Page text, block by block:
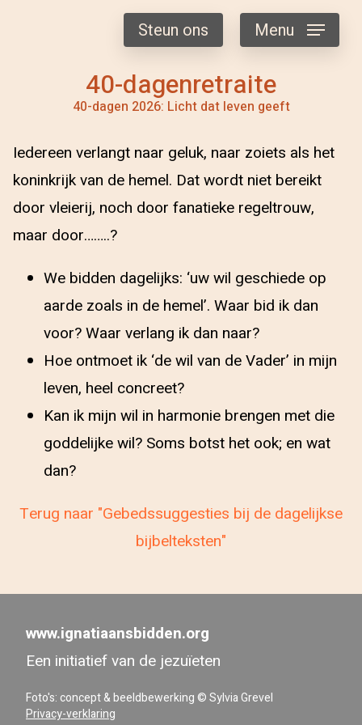
40-dagenretraite
40-dagen 2026: Licht dat leven geeft
Steun ons Menu
Iedereen verlangt naar geluk, naar zoiets als het
koninkrijk van de hemel. Dat wordt niet bereikt
door vleierij, noch door fanatieke regeltrouw,
maar door……..?
We bidden dagelijks: ‘uw wil geschiede op
aarde zoals in de hemel’. Waar bid ik dan
voor? Waar verlang ik dan naar?
Hoe ontmoet ik ‘de wil van de Vader’ in mijn
leven, heel concreet?
Kan ik mijn wil in harmonie brengen met die
goddelijke wil? Soms botst het ook; en wat
dan?
Terug naar "Gebedssuggesties bij de dagelijkse
bijbelteksten"
www.ignatiaansbidden.org
Een initiatief van de jezuïeten
Foto's: concept & beeldbewerking © Sylvia Grevel
Privacy-verklaring